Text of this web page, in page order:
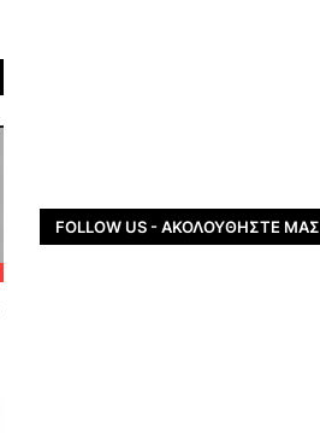
FOLLOW US - ΑΚΟΛΟΥΘΉΣΤΕ ΜΑΣ